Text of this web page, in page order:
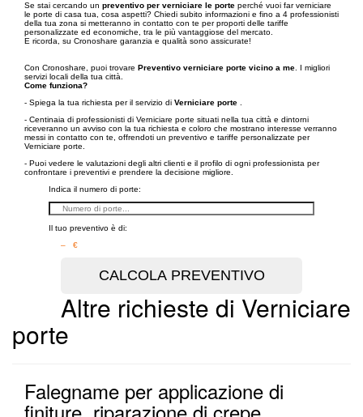
Se stai cercando un preventivo per verniciare le porte perché vuoi far verniciare
le porte di casa tua, cosa aspetti? Chiedi subito informazioni e fino a 4 professionisti
della tua zona si metteranno in contatto con te per proporti delle tariffe
personalizzate ed economiche, tra le più vantaggiose del mercato.
E ricorda, su Cronoshare garanzia e qualità sono assicurate!
Con Cronoshare, puoi trovare Preventivo verniciare porte vicino a me . I migliori
servizi locali della tua città.
Come funziona?
- Spiega la tua richiesta per il servizio di Verniciare porte
- Centinaia di professionisti di Verniciare porte situati nella tua città e dintorni
riceveranno un avviso con la tua richiesta e coloro che mostrano interesse verranno
messi in contatto con te, offrendoti un preventivo e tariffe personalizzate per
Verniciare porte.
- Puoi vedere le valutazioni degli altri clienti e il profilo di ogni professionista per
confrontare i preventivi e prendere la decisione migliore.
Indica il numero di porte:
Il tuo preventivo è di:
– €
Altre richieste di Verniciare
porte
Falegname per applicazione di